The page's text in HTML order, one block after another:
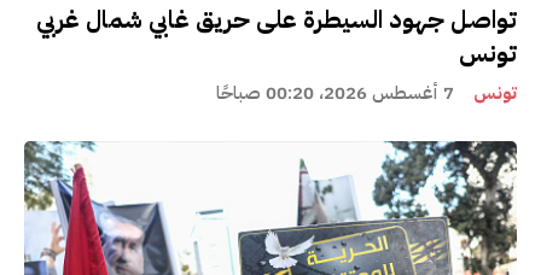
تواصل جهود السيطرة على حريق غابي شمال غربي
تونس
تونس 7 أغسطس 2026، 00:20 صباحًا